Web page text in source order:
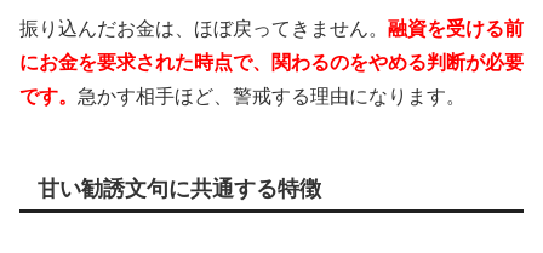
振り込んだお金は、ほぼ戻ってきません。 融資を受ける前
にお金を要求された時点で、関わるのをやめる判断が必要
です。 急かす相手ほど、警戒する理由になります。
甘い勧誘文句に共通する特徴